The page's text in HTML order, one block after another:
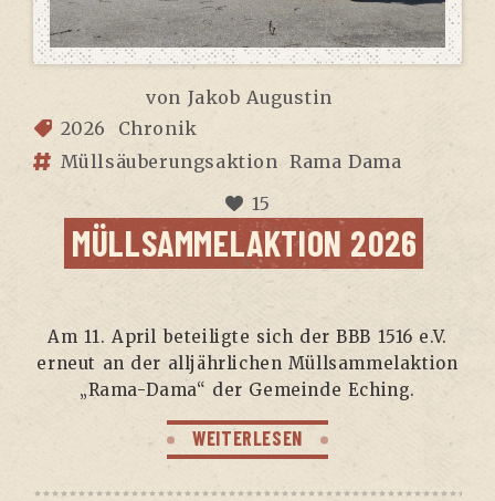
von Jakob Augustin
2026
Chronik
Müllsäuberungsaktion Rama Dama
15
MÜLL­SAM­MEL­AK­TI­ON 2026
Am 11. April betei­lig­te sich der BBB 1516 e.V.
erneut an der all­jähr­li­chen Müll­sam­mel­ak­ti­on
„Rama-Dama“ der Gemein­de Eching.
WEITERLESEN